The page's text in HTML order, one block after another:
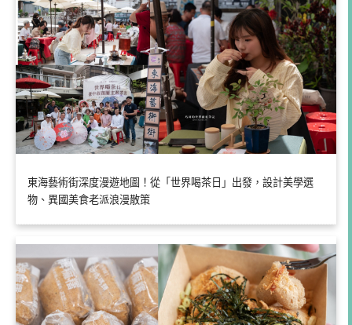
東海藝術街深度漫遊地圖！從「世界喝茶日」出發，設計美學選
物、異國美食老派浪漫散策